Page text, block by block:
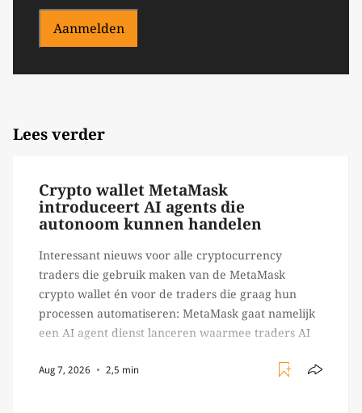
Aanmelden
Lees verder
Crypto wallet MetaMask
introduceert AI agents die
autonoom kunnen handelen
Interessant nieuws voor alle cryptocurrency
traders die gebruik maken van de MetaMask
crypto wallet én voor de traders die graag hun
processen automatiseren: MetaMask gaat namelijk
een AI agent dienst lanceren waarmee traders AI
verrichten, zoals het daadwerkelijk uitvoeren van
Aug 7, 2026 2,5 min